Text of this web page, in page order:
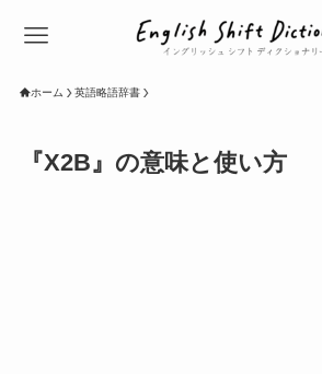
ホーム 英語略語辞書
『X2B』の意味と使い方